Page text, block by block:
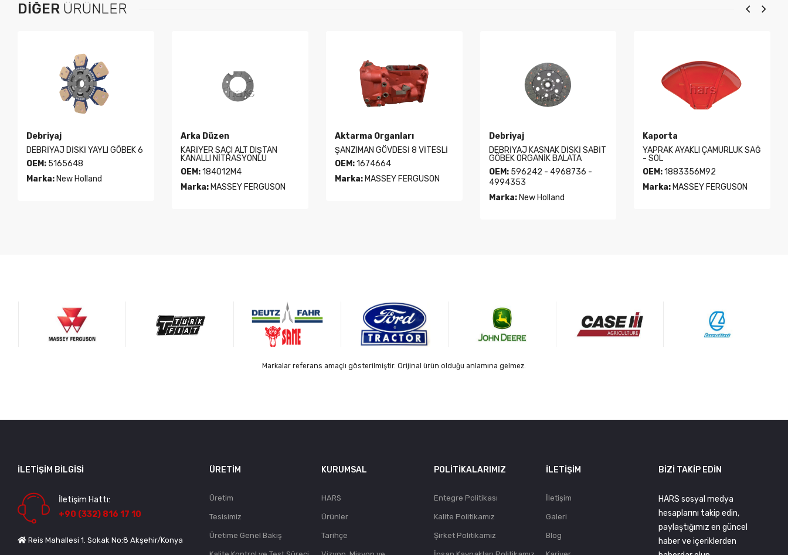
DIĞER ÜRÜNLER
Debriyaj
DEBRİYAJ DİSKİ YAYLI GÖBEK 6
OEM: 5165648
Marka: New Holland
Arka Düzen
KARİYER SAÇI ALT DIŞTAN
KANALLI NİTRASYONLU
OEM:184012M4
Marka:MASSEY FERGUSON
Aktarma Organları
ŞANZIMAN GÖVDESİ 8 VİTESLİ
OEM:1674664
Marka:MASSEY FERGUSON
Debriyaj
DEBRİYAJ KASNAK DİSKİ SABİT
GÖBEK ORGANİK BALATA
OEM:596242 - 4968736 -
4994353
Marka:New Holland
Kaporta
YAPRAK AYAKLI ÇAMURLUK SAĞ
- SOL
OEM:1883356M92
Marka: MASSEY FERGUSON
Markalar referans amaçlı gösterilmiştir. Orijinal ürün olduğu anlamına gelmez.
İLETIŞIM BILGISI
İletişim Hattı:
+90 (332) 816 17 10
Reis Mahallesi 1. Sokak No:8 Akşehir/Konya
ÜRETIM
Üretim
Tesisimiz
Üretime Genel Bakış
KURUMSAL
HARS
Ürünler
Tarihçe
POLITIKALARIMIZ
Entegre Politikası
Kalite Politikamız
Şirket Politikamız
İLETIŞIM
İletişim
Galeri
Blog
BIZI TAKIP EDIN
HARS sosyal medya
hesaplarını takip edin,
paylaştığımız en güncel
haber ve içeriklerden